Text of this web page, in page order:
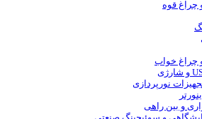
چراغ قوه
چراغ خواب
نورپردازی
و بین راهی